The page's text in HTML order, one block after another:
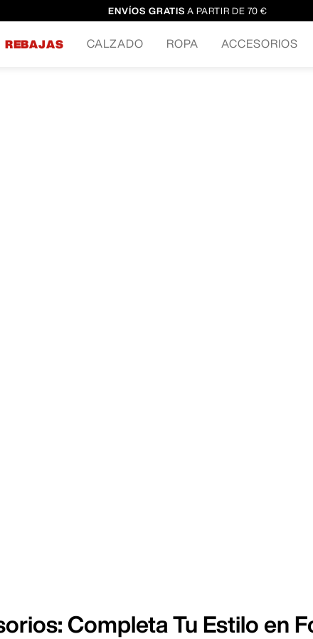
ENVÍOS GRATIS A PARTIR DE 70 €
REBAJAS CALZADO ROPA ACCESORIOS
Completa Tu Estilo en